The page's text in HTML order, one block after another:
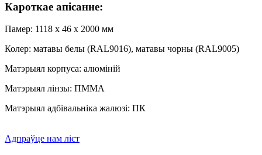
Кароткае апісанне:
Памер: 1118 х 46 х 2000 мм
Колер: матавы белы (RAL9016), матавы чорны (RAL9005)
Матэрыял корпуса: алюміній
Матэрыял лінзы: ПММА
Матэрыял адбівальніка жалюзі: ПК
Адпраўце нам ліст